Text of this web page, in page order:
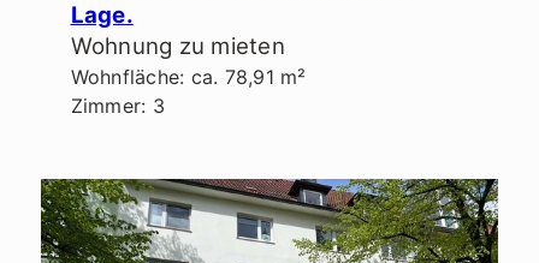
Lage.
Wohnung zu mieten
Wohnfläche: ca. 78,91 m²
Zimmer: 3